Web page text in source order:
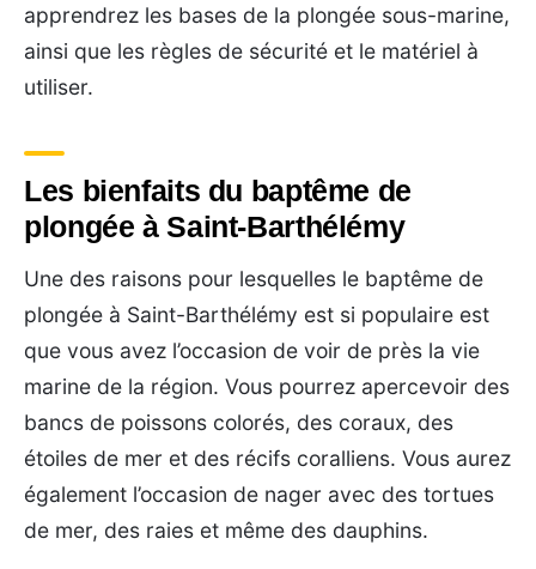
apprendrez les bases de la plongée sous-marine,
ainsi que les règles de sécurité et le matériel à
utiliser.
Les bienfaits du baptême de
plongée à Saint-Barthélémy
Une des raisons pour lesquelles le baptême de
plongée à Saint-Barthélémy est si populaire est
que vous avez l’occasion de voir de près la vie
marine de la région. Vous pourrez apercevoir des
bancs de poissons colorés, des coraux, des
étoiles de mer et des récifs coralliens. Vous aurez
également l’occasion de nager avec des tortues
de mer, des raies et même des dauphins.